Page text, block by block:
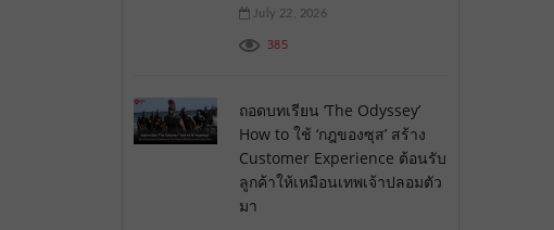
July 22, 2026
385
ถอดบทเรียน ‘The Odyssey’
How to ใช้ ‘กฎของซุส’ สร้าง
Customer Experience ต้อนรับ
ลูกค้าให้เหมือนเทพเจ้าปลอมตัว
มา